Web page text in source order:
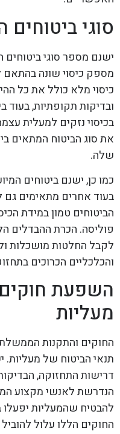
סוגי ביטוחים
ישנם מספר סוגי
מספק כיסוי שונה בהתאם
כיסוי מלא כולל את כל
ובדיקות תקופתיות,
בכיסוי נזקים למעלית
את סוג הביטוח המתאים
שלה.
כמו כן, ישנם ביטוחים
בעוד אחרים מתאימים גם
הביטוחים טמון במידת
פוליסה. הכרת ההבדלים
לקבל החלטות מושכלות
והכלכליים הכרוכים
השפעת חוקים
מעליות
החוקים והתקנות
תנאי הביטוח של
דרישות התחזוקה,
הנדרשת לאנשי מקצוע
להבטיח שהמעליות יפעלו
החוקים הללו עלול להוביל